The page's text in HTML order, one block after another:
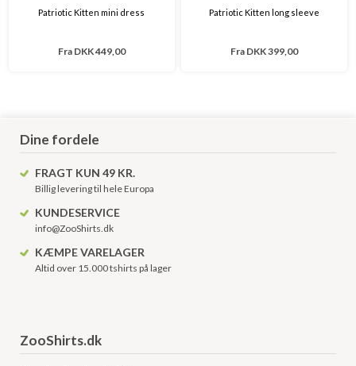
Patriotic Kitten mini dress
Fra DKK 449,00
Patriotic Kitten long sleeve
Fra DKK 399,00
Dine fordele
FRAGT KUN 49 KR.
Billig levering til hele Europa
KUNDESERVICE
info@ZooShirts.dk
KÆMPE VARELAGER
Altid over 15.000 tshirts på lager
ZooShirts.dk